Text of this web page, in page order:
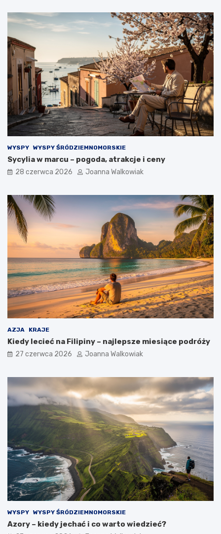
WYSPY WYSPY ŚRÓDZIEMNOMORSKIE
Sycylia w marcu – pogoda, atrakcje i ceny
28 czerwca 2026 Joanna Walkowiak
AZJA KRAJE
Kiedy lecieć na Filipiny – najlepsze miesiące podróży
27 czerwca 2026 Joanna Walkowiak
WYSPY WYSPY ŚRÓDZIEMNOMORSKIE
Azory – kiedy jechać i co warto wiedzieć?